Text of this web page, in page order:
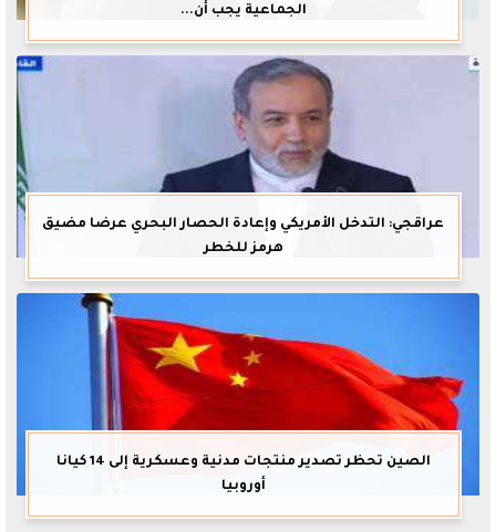
الجماعية يجب أن...
عراقجي: التدخل الأمريكي وإعادة الحصار البحري عرضا مضيق
هرمز للخطر
الصين تحظر تصدير منتجات مدنية وعسكرية إلى 14 كيانا
أوروبيا